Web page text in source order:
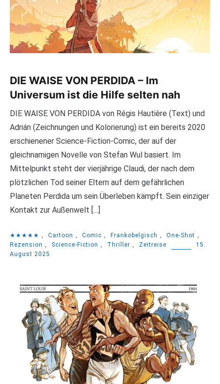
DIE WAISE VON PERDIDA – Im
Universum ist die Hilfe selten nah
DIE WAISE VON PERDIDA von Régis Hautière (Text) und
Adrián (Zeichnungen und Kolorierung) ist ein bereits 2020
erschienener Science-Fiction-Comic, der auf der
gleichnamigen Novelle von Stefan Wul basiert. Im
Mittelpunkt steht der vierjährige Claudi, der nach dem
plötzlichen Tod seiner Eltern auf dem gefährlichen
Planeten Perdida um sein Überleben kämpft. Sein einziger
Kontakt zur Außenwelt […]
★★★★★ , Cartoon , Comic , Frankobelgisch , One-Shot ,
Rezension , Science-Fiction , Thriller , Zeitreise
15.
August 2025